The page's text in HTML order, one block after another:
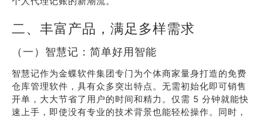
二、丰富产品，满足多样需求
（一）智慧记：简单好用智能
智慧记作为金蝶软件集团专门为个体商家量身打造的免费
仓库管理软件，具有众多突出特点。无需初始化即可销售
开单，大大节省了用户的时间和精力。仅需 5 分钟就能快
速上手，即使没有专业的技术背景也能轻松操作。同时，